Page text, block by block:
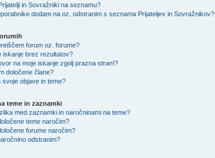
in Sovražniki na seznamu?
dodam na oz. odstranim s seznama Prijateljev in Sovražnikov?
forum oz. forume?
iskanje brez rezultatov?
na moje iskanje zgolj prazna stran!?
določene člane?
svoje objave in teme?
teme in zaznamki
med zaznamki in naročninami na teme?
teme naročim?
forume naročim?
odstranim?